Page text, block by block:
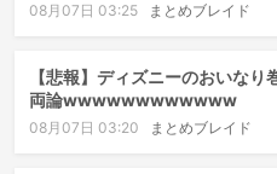
08月07日 03:25 まとめブレイド
【悲報】ディズニーのおいな
両論wwwwwwwwwwww
08月07日 03:20 まとめブレイド